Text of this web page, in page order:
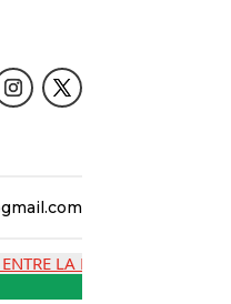
LA MEMORIA, LA CRISIS Y